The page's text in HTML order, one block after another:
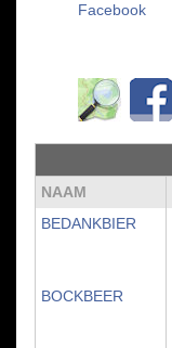
Facebook
NAAM
BEDANKBIER
BOCKBEER